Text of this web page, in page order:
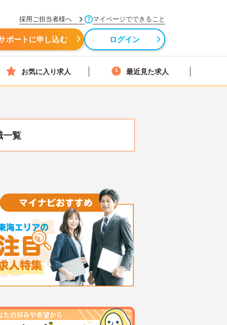
採用ご担当者様へ マイページでできること
ポートに申し込む ログイン
お気に入り求人 最近見た求人
一覧